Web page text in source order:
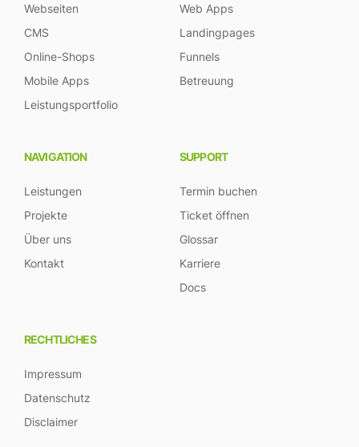
Webseiten
CMS
Online-Shops
Mobile Apps
Leistungsportfolio
Web Apps
Landingpages
Funnels
Betreuung
NAVIGATION
Leistungen
Projekte
Über uns
Kontakt
SUPPORT
Termin buchen
Ticket öffnen
Glossar
Karriere
Docs
RECHTLICHES
Impressum
Datenschutz
Disclaimer